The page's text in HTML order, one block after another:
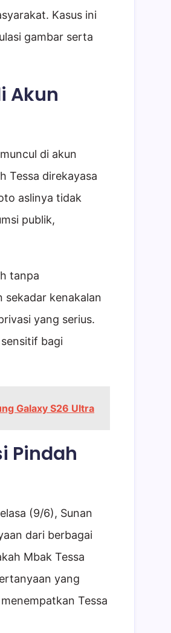
Kasus ini
gambar serta
Akun
di akun
Tessa direkayasa
aslinya tidak
publik,
tanpa
sekadar kenakalan
yang serius.
bagi
Galaxy S26 Ultra
Pindah
(9/6), Sunan
dari berbagai
Mbak Tessa
yang
Tessa